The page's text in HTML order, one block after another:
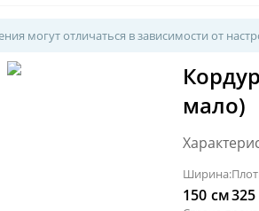
могут отличаться в зависимости от
мало)
Ширина:
150 см325